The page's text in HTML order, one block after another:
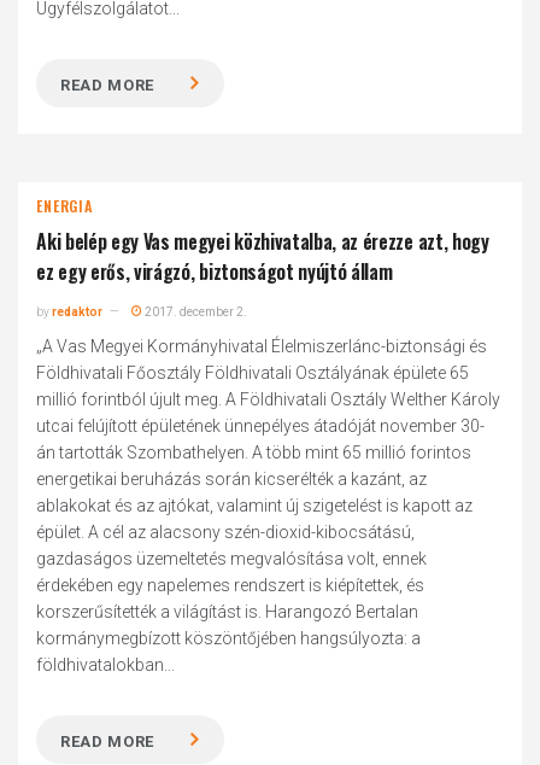
Ügyfélszolgálatot...
READ MORE
ENERGIA
Aki belép egy Vas megyei közhivatalba, az érezze azt, hogy
ez egy erős, virágzó, biztonságot nyújtó állam
byredaktor 2017. december 2.
„A Vas Megyei Kormányhivatal Élelmiszerlánc-biztonsági és
Földhivatali Főosztály Földhivatali Osztályának épülete 65
millió forintból újult meg. A Földhivatali Osztály Welther Károly
utcai felújított épületének ünnepélyes átadóját november 30-
án tartották Szombathelyen. A több mint 65 millió forintos
energetikai beruházás során kicserélték a kazánt, az
ablakokat és az ajtókat, valamint új szigetelést is kapott az
épület. A cél az alacsony szén-dioxid-kibocsátású,
gazdaságos üzemeltetés megvalósítása volt, ennek
érdekében egy napelemes rendszert is kiépítettek, és
korszerűsítették a világítást is. Harangozó Bertalan
kormánymegbízott köszöntőjében hangsúlyozta: a
földhivatalokban...
READ MORE